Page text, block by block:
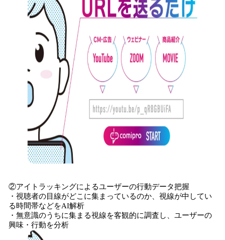
②アイトラッキングによるユーザーの行動データ把握
・視聴者の目線がどこに集まっているのか、視線が中してい
る時間帯などをAI解析
・無意識のうちに集まる視線を客観的に調査し、ユーザーの
興味・行動を分析